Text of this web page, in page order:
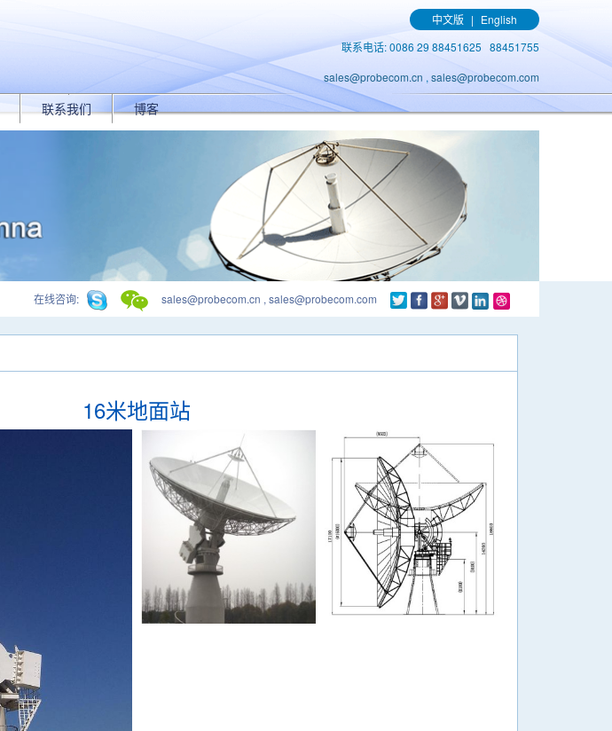
中文版 | English
联系电话: 0086 29 88451625 88451755
sales@probecom.cn , sales@probecom.com
联系我们 博客
在线咨询: sales@probecom.cn , sales@probecom.com
16米地面站